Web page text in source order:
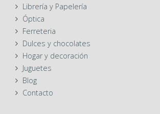
Librería y Papelería
Óptica
Ferreteria
Dulces y chocolates
Hogar y decoración
Juguetes
Blog
Contacto